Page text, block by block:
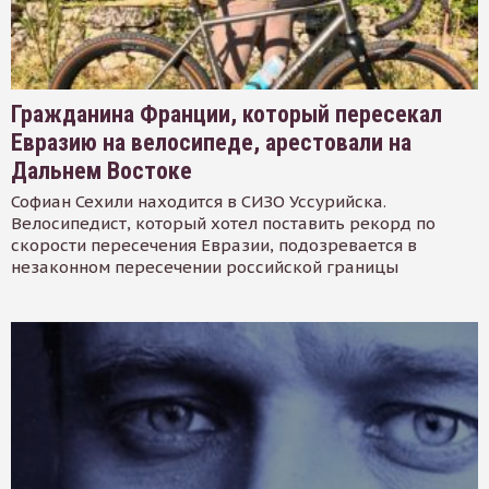
Гражданина Франции, который пересекал
Евразию на велосипеде, арестовали на
Дальнем Востоке
Софиан Сехили находится в СИЗО Уссурийска.
Велосипедист, который хотел поставить рекорд по
скорости пересечения Евразии, подозревается в
незаконном пересечении российской границы